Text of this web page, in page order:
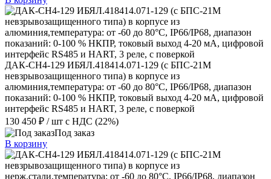
ДАК-СН4-129 ИБЯЛ.418414.071-129 (с БПС-21М
невзрывозащищенного типа) в корпусе из
алюминия,температура: от -60 до 80°С, IP66/IP68, диапазон
показаний: 0-100 % НКПР, токовый выход 4-20 мА, цифровой
интерфейс RS485 и HART, 3 реле, с поверкой
130 450 ₽ / шт с НДС (22%)
Под заказ
В корзину